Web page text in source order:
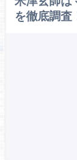
を徹底調査